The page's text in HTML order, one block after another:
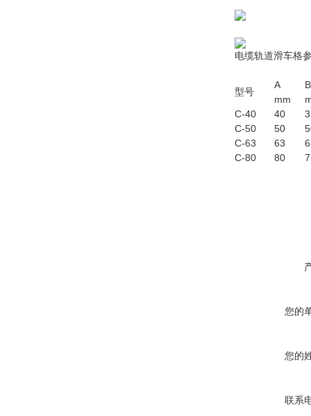
电缆轨道滑车格
型号
A
mm
B
C-40
40
C-50
50
C-63
63
C-80
80
您的
您的
联系